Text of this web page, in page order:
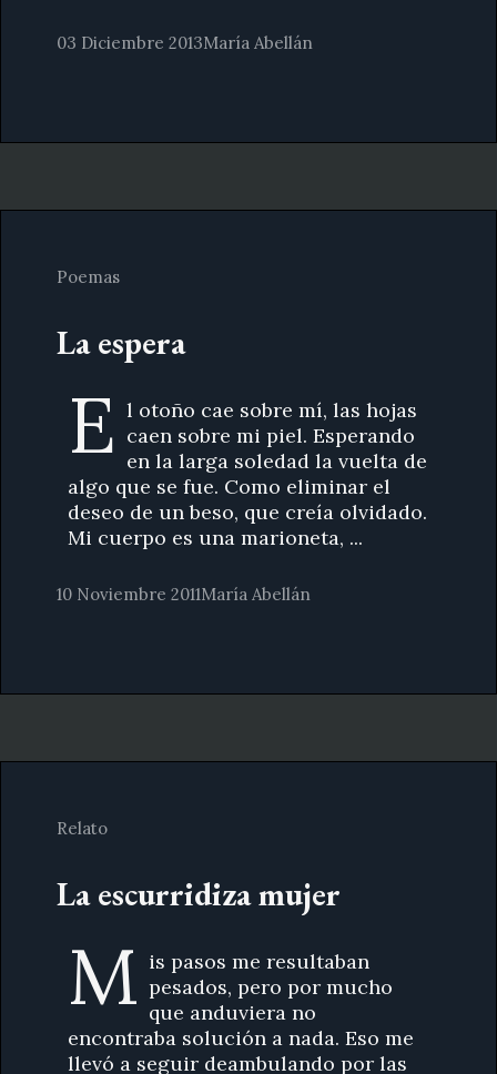
03 Diciembre 2013María Abellán
Poemas
La espera
E l otoño cae sobre mí, las hojas
caen sobre mi piel. Esperando
en la larga soledad la vuelta de
algo que se fue. Como eliminar el
deseo de un beso, que creía olvidado.
Mi cuerpo es una marioneta, ...
10 Noviembre 2011María Abellán
Relato
La escurridiza mujer
M is pasos me resultaban
pesados, pero por mucho
que anduviera no
encontraba solución a nada. Eso me
llevó a seguir deambulando por las